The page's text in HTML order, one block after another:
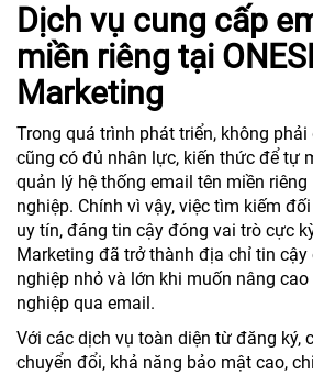
Dịch vụ cung cấp
miền riêng tại
Marketing
Trong quá trình phát triển, không
cũng có đủ nhân lực, kiến thức để tự
quản lý hệ thống email tên miền
nghiệp. Chính vì vậy, việc tìm kiếm
uy tín, đáng tin cậy đóng vai trò cực
Marketing đã trở thành địa chỉ tin cậy
nghiệp nhỏ và lớn khi muốn nâng
nghiệp qua email.
Với các dịch vụ toàn diện từ đăng ký,
chuyển đổi, khả năng bảo mật cao,